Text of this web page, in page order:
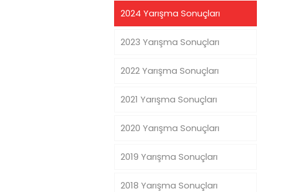
2024 Yarışma Sonuçları
2023 Yarışma Sonuçları
2022 Yarışma Sonuçları
2021 Yarışma Sonuçları
2020 Yarışma Sonuçları
2019 Yarışma Sonuçları
2018 Yarışma Sonuçları